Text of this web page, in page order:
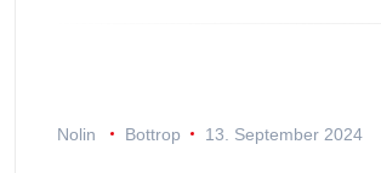
Nolin Bottrop 13. September 2024